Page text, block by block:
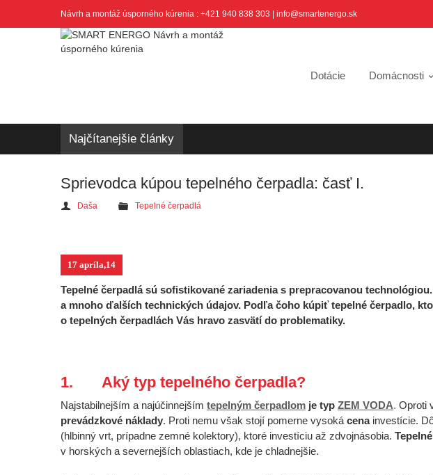
Návrh a montáž úsporného kúrenia : +421 940 838 303 | info@smartenergo.sk
Dotácie Domácnosti
Najčítanejšie články
Sprievodca kúpou tepelného čerpadla: časť I.
Daša Tepelné čerpadlá
17 apríla,14
Tepelné čerpadlá sú sofistikované zariadenia s prepracovanou
a mnoho ďalších technických údajov. Podľa čoho kúpiť tepelné čerpadlo,
o tepelných čerpadlách Vás hravo zasvätí do problematiky.
1. Aký typ tepelného čerpadla?
Najstabilnejším a najúčinnejším tepelným čerpadlom je typ ZEM VODA. Oproti
prevádzkové náklady. Proti nemu však stojí pomerne vysoká cenainvestície.
(hlbinný vrt, prípadne zemné kolektory), ktoré investíciu až zdvojnásobia.
v horských a severnejších oblastiach, kde je chladnejšie.